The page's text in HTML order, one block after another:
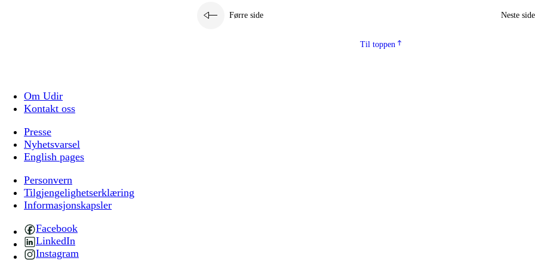
Førre side Neste side
Til toppen
Om Udir
Kontakt oss
Presse
Nyhetsvarsel
English pages
Personvern
Tilgjengelighetserklæring
Informasjonskapsler
Facebook
LinkedIn
Instagram